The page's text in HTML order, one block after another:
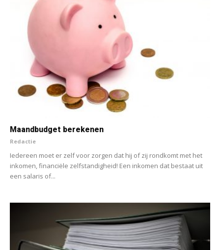
Maandbudget berekenen
Redactie
Iedereen moet er zelf voor zorgen dat hij of zij rondkomt met het
inkomen, financiële zelfstandigheid! Een inkomen dat bestaat uit
een salaris of...